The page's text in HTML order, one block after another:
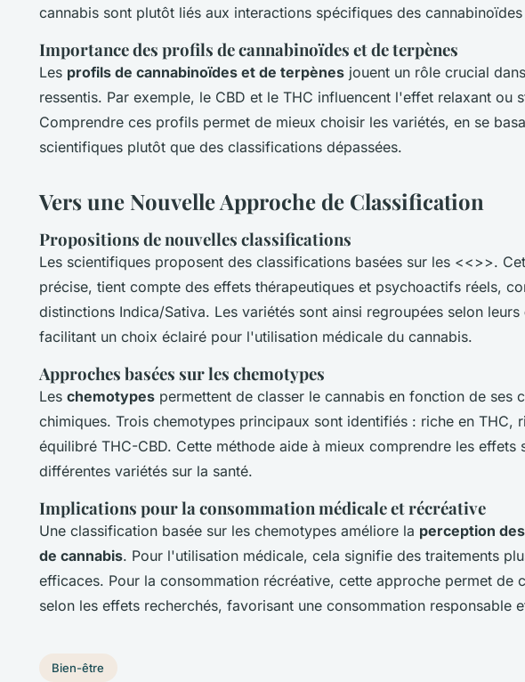
cannabis sont plutôt liés aux interactions spécifiques des
Importance des profils de cannabinoïdes et de terpènes
Les profils de cannabinoïdes et de terpènes jouent un rôle crucial
ressentis. Par exemple, le CBD et le THC influencent l'effet relaxant ou
Comprendre ces profils permet de mieux choisir les variétés, en se
scientifiques plutôt que des classifications dépassées.
Vers une Nouvelle Approche de Classification
Propositions de nouvelles classifications
Les scientifiques proposent des classifications basées sur les <<>>.
précise, tient compte des effets thérapeutiques et psychoactifs réels,
distinctions Indica/Sativa. Les variétés sont ainsi regroupées selon leurs
facilitant un choix éclairé pour l'utilisation médicale du cannabis.
Approches basées sur les chemotypes
Les chemotypes permettent de classer le cannabis en fonction de ses
chimiques. Trois chemotypes principaux sont identifiés : riche en THC,
équilibré THC-CBD. Cette méthode aide à mieux comprendre les effets
différentes variétés sur la santé.
Implications pour la consommation médicale et récréative
Une classification basée sur les chemotypes améliore la perception
de cannabis. Pour l'utilisation médicale, cela signifie des traitements
efficaces. Pour la consommation récréative, cette approche permet de
selon les effets recherchés, favorisant une consommation responsable
Bien-être